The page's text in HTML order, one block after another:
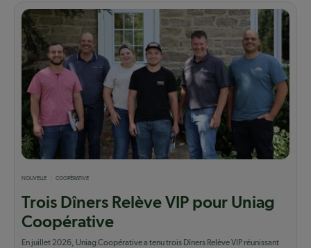
NOUVELLE COOPÉRATIVE
Trois Dîners Relève VIP pour Uniag
Coopérative
En juillet 2026, Uniag Coopérative a tenu trois Dîners Relève VIP réunissant